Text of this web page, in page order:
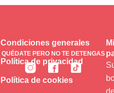
QUÉDATE PERO NO TE DETENGAS
Condiciones generales
Política de privacidad
Política de cookies